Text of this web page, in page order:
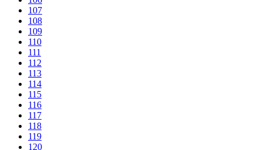
107
108
109
110
111
112
113
114
115
116
117
118
119
120